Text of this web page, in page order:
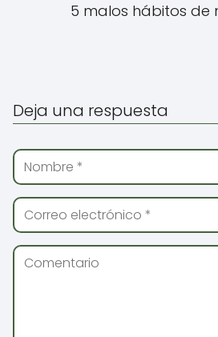
5 malos hábitos de
Deja una respuesta